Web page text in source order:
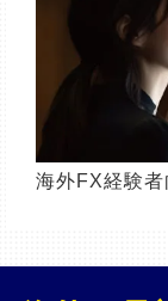
海外FX経験